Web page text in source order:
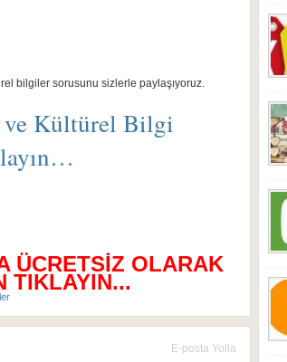
bilgiler sorusunu sizlerle paylaşıyoruz.
ve Kültürel Bilgi
ÜCRETSİZ OLARAK
TIKLAYIN...
E-posta Yolla